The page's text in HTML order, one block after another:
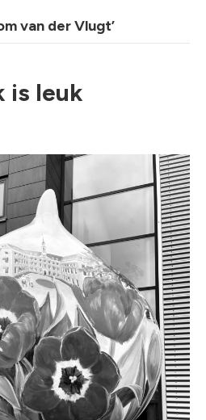
van der Vlugt’
is leuk